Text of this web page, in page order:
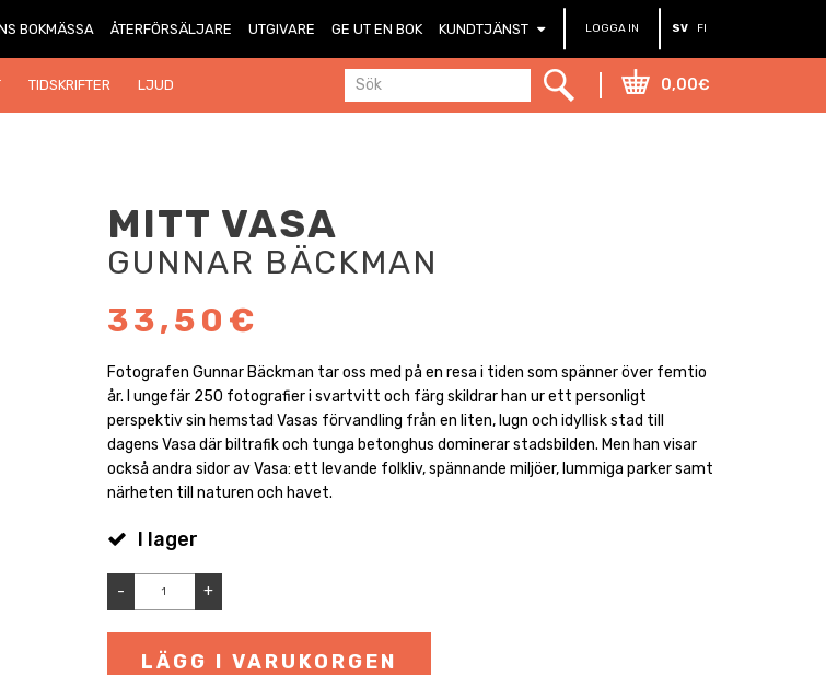
BOKMÄSSA ÅTERFÖRSÄLJARE UTGIVARE GE UT EN BOK KUNDTJÄNST LOGGA IN SV FI
TIDSKRIFTER LJUD 0,00€
MITT VASA
GUNNAR BÄCKMAN
33,50€
Fotografen Gunnar Bäckman tar oss med på en resa i tiden som spänner över femtio
år. I ungefär 250 fotografier i svartvitt och färg skildrar han ur ett personligt
perspektiv sin hemstad Vasas förvandling från en liten, lugn och idyllisk stad till
dagens Vasa där biltrafik och tunga betonghus dominerar stadsbilden. Men han visar
också andra sidor av Vasa: ett levande folkliv, spännande miljöer, lummiga parker samt
närheten till naturen och havet.
I lager
- +
LÄGG I VARUKORGEN